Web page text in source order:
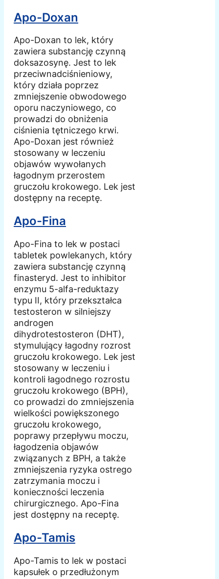
Apo-Doxan
Apo-Doxan to lek, który
zawiera substancję czynną
doksazosynę. Jest to lek
przeciwnadciśnieniowy,
który działa poprzez
zmniejszenie obwodowego
oporu naczyniowego, co
prowadzi do obniżenia
ciśnienia tętniczego krwi.
Apo-Doxan jest również
stosowany w leczeniu
objawów wywołanych
łagodnym przerostem
gruczołu krokowego. Lek jest
dostępny na receptę.
Apo-Fina
Apo-Fina to lek w postaci
tabletek powlekanych, który
zawiera substancję czynną
finasteryd. Jest to inhibitor
enzymu 5-alfa-reduktazy
typu II, który przekształca
testosteron w silniejszy
androgen
dihydrotestosteron (DHT),
stymulujący łagodny rozrost
gruczołu krokowego. Lek jest
stosowany w leczeniu i
kontroli łagodnego rozrostu
gruczołu krokowego (BPH),
co prowadzi do zmniejszenia
wielkości powiększonego
gruczołu krokowego,
poprawy przepływu moczu,
łagodzenia objawów
związanych z BPH, a także
zmniejszenia ryzyka ostrego
zatrzymania moczu i
konieczności leczenia
chirurgicznego. Apo-Fina
jest dostępny na receptę.
Apo-Tamis
Apo-Tamis to lek w postaci
kapsułek o przedłużonym